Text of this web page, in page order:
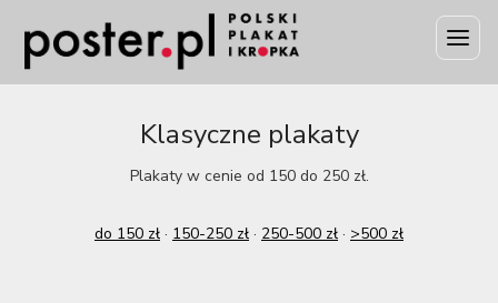
Klasyczne plakaty
Plakaty w cenie od 150 do 250 zł.
do 150 zł · 150-250 zł · 250-500 zł · >500 zł